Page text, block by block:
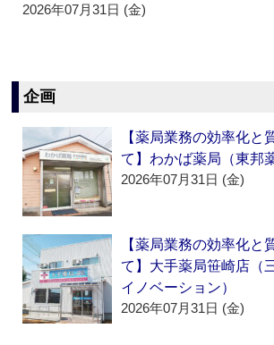
2026年07月31日 (金)
企画
【薬局業務の効率化と
て】わかば薬局（東邦
2026年07月31日 (金)
【薬局業務の効率化と
て】大手薬局笹崎店（
イノベーション）
2026年07月31日 (金)